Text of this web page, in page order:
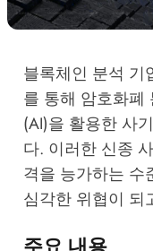
블록체인 분석 기
를 통해 암호화폐
(AI)을 활용한 사
다. 이러한 신종
격을 능가하는 수
심각한 위협이 되
주요 내용